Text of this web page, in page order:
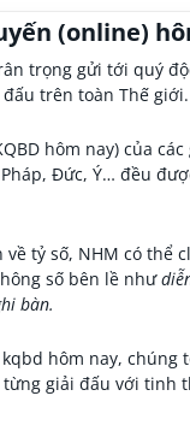
(online)
trọng gửi tới quý
trên toàn Thế giới.
hôm nay) của
Pháp, Đức, Ý… đều
tỷ số, NHM có thể
số bên lề như
bàn.
hôm nay, chúng
từng giải đấu với tinh